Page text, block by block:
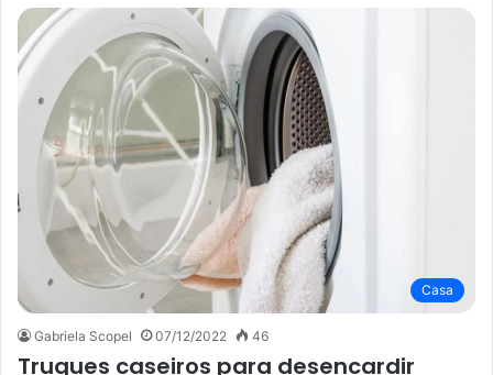
Casa
Gabriela Scopel 07/12/2022 46
Truques caseiros para desencardir